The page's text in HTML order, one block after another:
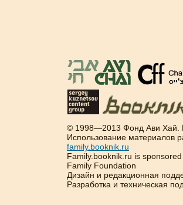
© 1998—2013 Фонд Ави Хай.
Использование материалов
family.booknik.ru
Family.booknik.ru is
Family Foundation
Дизайн и редакционная
Разработка и техническая